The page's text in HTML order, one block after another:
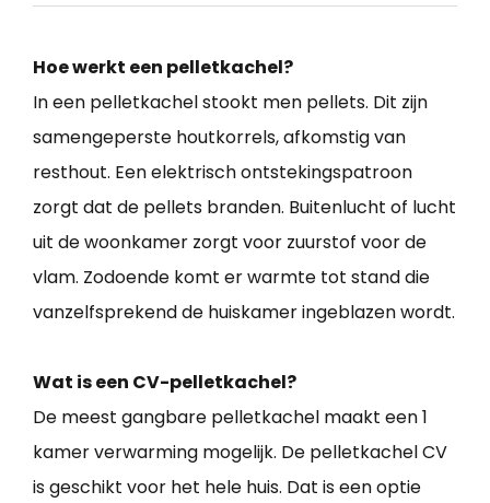
Hoe werkt een pelletkachel?
In een pelletkachel stookt men pellets. Dit zijn
samengeperste houtkorrels, afkomstig van
resthout. Een elektrisch ontstekingspatroon
zorgt dat de pellets branden. Buitenlucht of lucht
uit de woonkamer zorgt voor zuurstof voor de
vlam. Zodoende komt er warmte tot stand die
vanzelfsprekend de huiskamer ingeblazen wordt.
Wat is een CV-pelletkachel?
De meest gangbare pelletkachel maakt een 1
kamer verwarming mogelijk. De pelletkachel CV
is geschikt voor het hele huis. Dat is een optie